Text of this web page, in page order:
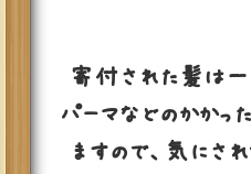
寄付された髪は
パーマなどのかか
ますので、気にさ